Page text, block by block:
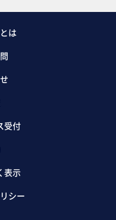
は
受付
表示
シー